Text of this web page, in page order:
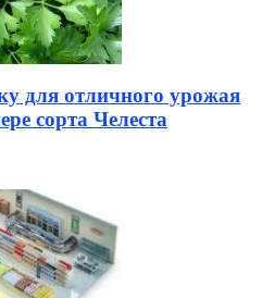
для отличного урожая
сорта Челеста